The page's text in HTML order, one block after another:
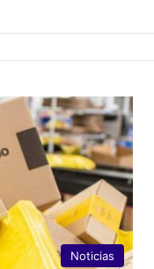
Noticias